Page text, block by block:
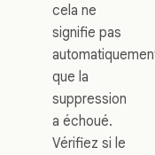
cela ne
signifie pas
que la
suppression
a échoué.
Vérifiez si le